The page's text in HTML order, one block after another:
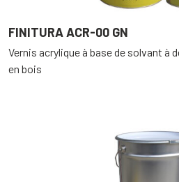
FINITURA ACR-00 GN
Vernis acrylique à base de solvant à
en bois